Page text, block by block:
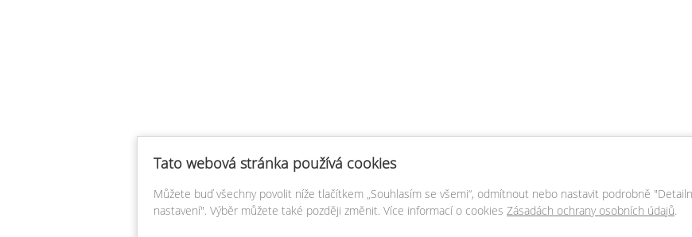
Tato webová stránka používá cookies
Můžete buď všechny povolit níže tlačítkem „Souhlasím se všemi“, odmítnout nebo nastavit podrobně
nastavení". Výběr můžete také později změnit. Více informací o cookies Zásadách ochrany osobních údajů.